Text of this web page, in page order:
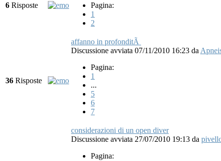
6 Risposte
Pagina:
1
2
36 Risposte
affanno in profonditÃ
Discussione avviata 07/11/2010 16:23 da
Pagina:
1
...
5
6
7
considerazioni di un open diver
Discussione avviata 27/07/2010 19:13 da
Pagina: